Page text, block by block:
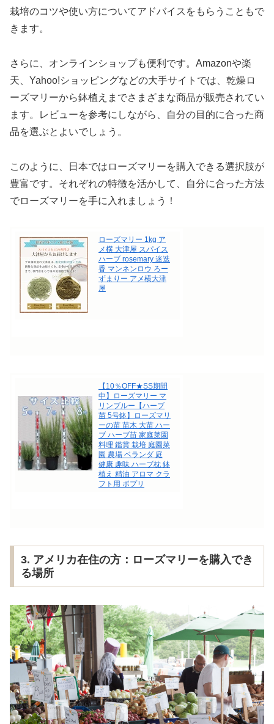
栽培のコツや使い方についてアドバイスをもらうこともで
きます。
さらに、オンラインショップも便利です。Amazonや楽
天、Yahoo!ショッピングなどの大手サイトでは、乾燥ロ
ーズマリーから鉢植えまでさまざまな商品が販売されてい
ます。レビューを参考にしながら、自分の目的に合った商
品を選ぶとよいでしょう。
このように、日本ではローズマリーを購入できる選択肢が
豊富です。それぞれの特徴を活かして、自分に合った方法
でローズマリーを手に入れましょう！
ローズマリー 1kg ア
メ横 大津屋 スパイス
ハーブ rosemary 迷迭
香 マンネンロウ ろー
ずまりー アメ横大津
屋
【10％OFF★SS期間
中】ローズマリー マ
リンブルー【ハーブ
苗 5号鉢】ローズマリ
ーの苗 苗木 大苗 ハー
ブ ハーブ苗 家庭菜園
料理 鑑賞 栽培 庭園菜
園 農場 ベランダ 庭
健康 趣味 ハーブ枕 鉢
植え 精油 アロマ クラ
フト用 ポプリ
3. アメリカ在住の方：ローズマリーを購入でき
る場所